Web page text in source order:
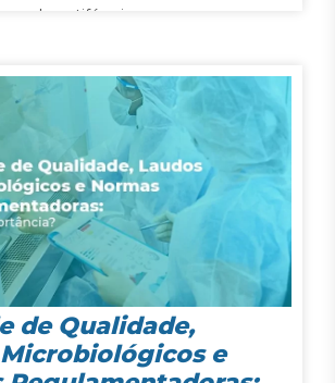
de antifúngicos.
de Qualidade,
e